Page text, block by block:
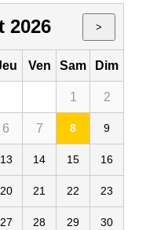
2026 >
Ven Sam Dim
1 2
6 7 8 9
13 14 15 16
20 21 22 23
27 28 29 30